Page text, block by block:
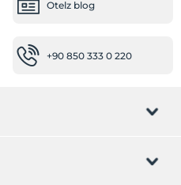
Otelz blog
+90 850 333 0 220